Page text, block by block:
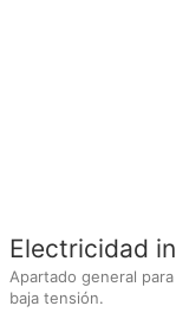
Electricidad
Apartado general
baja tensión.